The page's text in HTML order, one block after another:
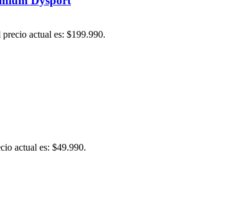
precio actual es: $199.990.
actual es: $49.990.